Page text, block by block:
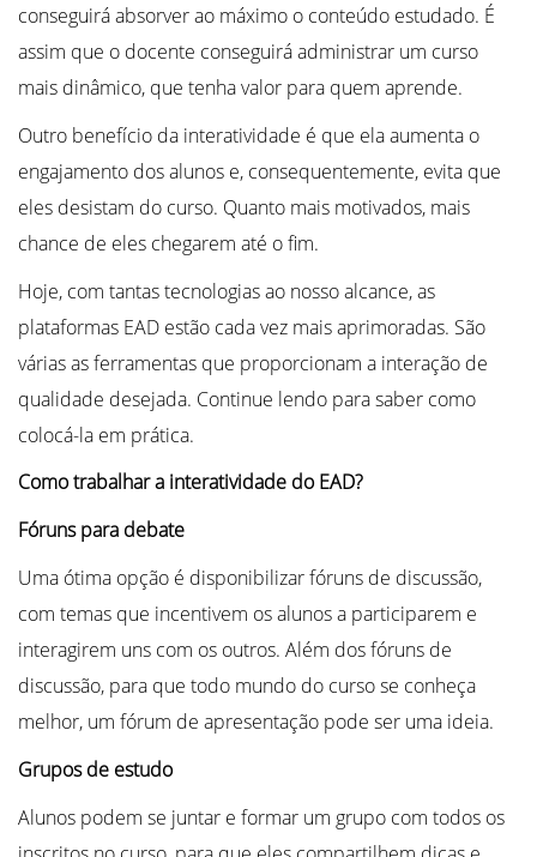
conseguirá absorver ao máximo o conteúdo estudado. É
assim que o docente conseguirá administrar um curso
mais dinâmico, que tenha valor para quem aprende.
Outro benefício da interatividade é que ela aumenta o
engajamento dos alunos e, consequentemente, evita que
eles desistam do curso. Quanto mais motivados, mais
chance de eles chegarem até o fim.
Hoje, com tantas tecnologias ao nosso alcance, as
plataformas EAD estão cada vez mais aprimoradas. São
várias as ferramentas que proporcionam a interação de
qualidade desejada. Continue lendo para saber como
colocá-la em prática.
Como trabalhar a interatividade do EAD?
Fóruns para debate
Uma ótima opção é disponibilizar fóruns de discussão,
com temas que incentivem os alunos a participarem e
interagirem uns com os outros. Além dos fóruns de
discussão, para que todo mundo do curso se conheça
melhor, um fórum de apresentação pode ser uma ideia.
Grupos de estudo
Alunos podem se juntar e formar um grupo com todos os